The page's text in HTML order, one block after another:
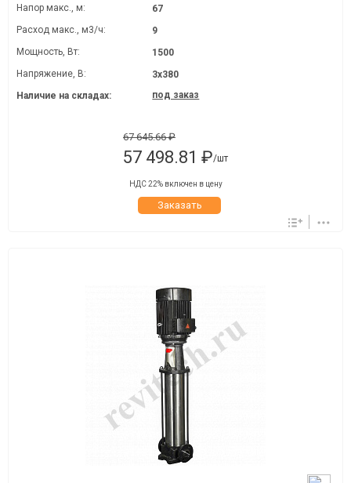
Напор макс., м:
67
Расход макс., м3/ч:
9
Мощность, Вт:
1500
Напряжение, В:
3х380
Наличие на складах:
под заказ
67 645.66 ₽
57 498.81 ₽/шт
НДС 22% включен в цену
Заказать